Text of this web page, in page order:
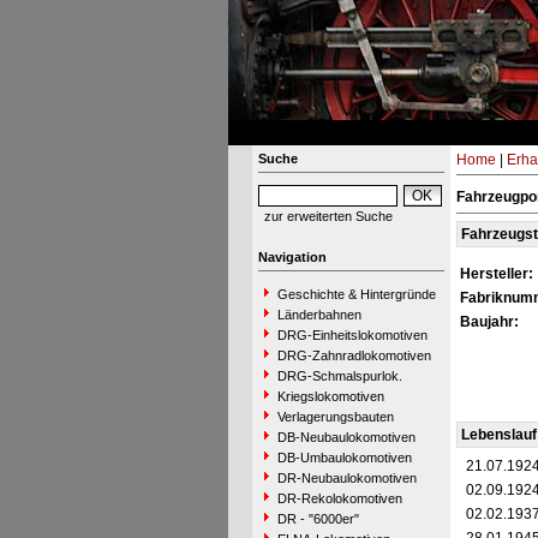
Suche
zur erweiterten Suche
Navigation
Geschichte & Hintergründe
Länderbahnen
DRG-Einheitslokomotiven
DRG-Zahnradlokomotiven
DRG-Schmalspurlok.
Kriegslokomotiven
Verlagerungsbauten
DB-Neubaulokomotiven
DB-Umbaulokomotiven
DR-Neubaulokomotiven
DR-Rekolokomotiven
DR - "6000er"
Home
Hersteller:
Baujahr:
Lebenslauf